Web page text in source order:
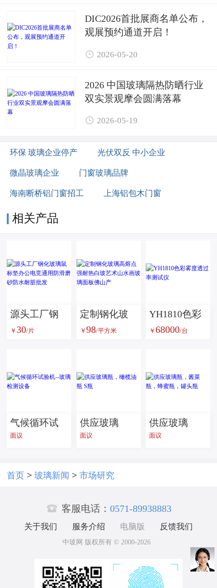
DIC2026首批展商名单公布，
观展预约通道开启！
 2026-05-20
2026 中国玻璃隔热防晒行业
双实景观摩会圆满落幕
 2026-05-19
环保 玻璃企业停产 光伏双反 中小企业
微晶玻璃企业 门窗玻璃品牌
海南断桥铝门窗招工 上海铝包木门窗
相关产品
源头工厂钢
化玻璃鼠标
砂防水耐脏
￥ 30/片
定制钢化玻
璃高熔点强
璃面板佛山
￥ 98/平方米
YH1810色彩
雾度透过率
￥ 68000/台
气候循环试
验机--玻璃检
面议
供应玻璃
瓶，橄榄油
面议
供应玻璃
瓶，酱菜
面议
首页 > 玻璃新闻 > 市场研究
 客服电话： 0571-89938883
关于我们 服务介绍 电脑版 反馈我们
中玻网 版权所有 © 2000-2026